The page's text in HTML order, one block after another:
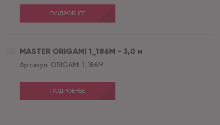
ПОДРОБНЕЕ
MASTER ORIGAMI 1_186M - 3,0 м
Артикул: ORIGAMI 1_186M
ПОДРОБНЕЕ